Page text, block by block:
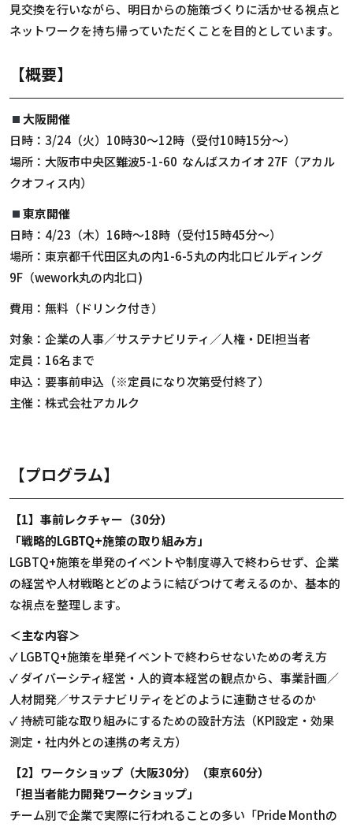
見交換を行いながら、明日からの施策づくりに活かせる視点と
ネットワークを持ち帰っていただくことを目的としています。
【概要】
大阪開催
日時：3/24（火）10時30〜12時（受付10時15分〜）
場所：大阪市中央区難波5-1-60 なんばスカイオ 27F（アカル
クオフィス内）
東京開催
日時：4/23（木）16時〜18時（受付15時45分〜）
場所：東京都千代田区丸の内1-6-5丸の内北口ビルディング
9F（wework丸の内北口)
費用：無料（ドリンク付き）
対象：企業の人事／サステナビリティ／人権・DEI担当者
定員：16名まで
申込：要事前申込（※定員になり次第受付終了）
主催：株式会社アカルク
【プログラム】
【1】事前レクチャー（30分）
「戦略的LGBTQ+施策の取り組み方」
LGBTQ+施策を単発のイベントや制度導入で終わらせず、企業
の経営や人材戦略とどのように結びつけて考えるのか、基本的
な視点を整理します。
＜主な内容＞
✓ LGBTQ+施策を単発イベントで終わらせないための考え方
✓ ダイバーシティ経営・人的資本経営の観点から、事業計画／
人材開発／サステナビリティをどのように連動させるのか
✓ 持続可能な取り組みにするための設計方法（KPI設定・効果
測定・社内外との連携の考え方）
【2】ワークショップ（大阪30分）（東京60分）
「担当者能力開発ワークショップ」
チーム別で企業で実際に行われることの多い「Pride Monthの